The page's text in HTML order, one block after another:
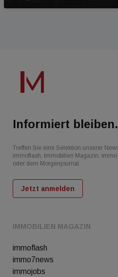
IMMOBILIEN MAGAZIN
immoflash
immo7news
immojobs
Informiert bleiben.
Treffen Sie eine Selektion unserer
immoflash, Immobilien Magazin,
oder dem Morgenjournal
Jetzt anmelden